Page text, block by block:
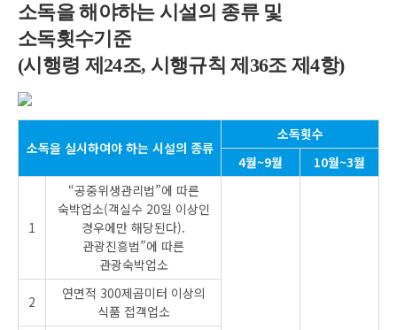
소독을 해야하는 시설의 종류 및
소독횟수기준
(시행령 제24조, 시행규칙 제36조 제4항)
소독을 실시하여야 하는 시설의 종류
소독횟수
4월~9월
10월~3월
1
“공중위생관리법”에 따른
숙박업소(객실수 20일 이상인
경우에만 해당된다).
관광진흥법”에 따른
관광숙박업소
2
연면적 300제곱미터 이상의
식품 접객업소